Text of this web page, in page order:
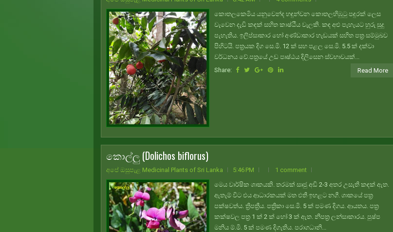
කොතලකෙමිය යනුවෙන්ද හඳුන්වන කොතලහිඹුටු පඳුරක් ලෙස
වැවෙන දැඩි කඳක් සහිත කාෂ්ඨීය වැලකි. කඳ අළු පැහැයට හුරු සුදු
පැහැතිය. ඉලිප්සාකාර හෝ අණ්ඩාකාර හැඩයක් සහිත පත්‍ර සම්මුඛව
පිහිටයි. පත්‍රයක දිග සෙ.මි. 12 ක් සහ පළල සෙ.මි. 5.5 ක් දක්වා
වර්ධනය වේ.පත්‍රයේ උඩ පෘෂ්ඨය දිලිසෙන ස්වභාවයක්...
Share:
Read More
කොල්ලු (Dolichos biflorus)
අපේ ඔසුපැළ Medicinal Plants of Sri Lanka 5:46 PM
1 comment
මෙය වාර්ෂික ශාකයකි. තරමක් සෘජු අඩි 2-3 අතර උසැති කඳක් ඇත.
ඇතැම් විට එය ආධාරකයක් මත එතී ඉහළට නගී. ශාකයේ පත්‍ර
පක්ෂවත්ය. ත්‍රිපත්‍රීය. පත්‍රිකා සෙ.මි. 5 ක් පමණ දිගය. ආයතය. පත්‍ර
කක්ෂවල පත්‍ර 1 ක් 2 ක් හෝ 3 ක් ඇත. නිපත්‍ර ලන්සාකාරය. පුෂ්ප
මනිය ම්.මි. 5 ක් පමණ දිගැතිය. පරාගධානි...